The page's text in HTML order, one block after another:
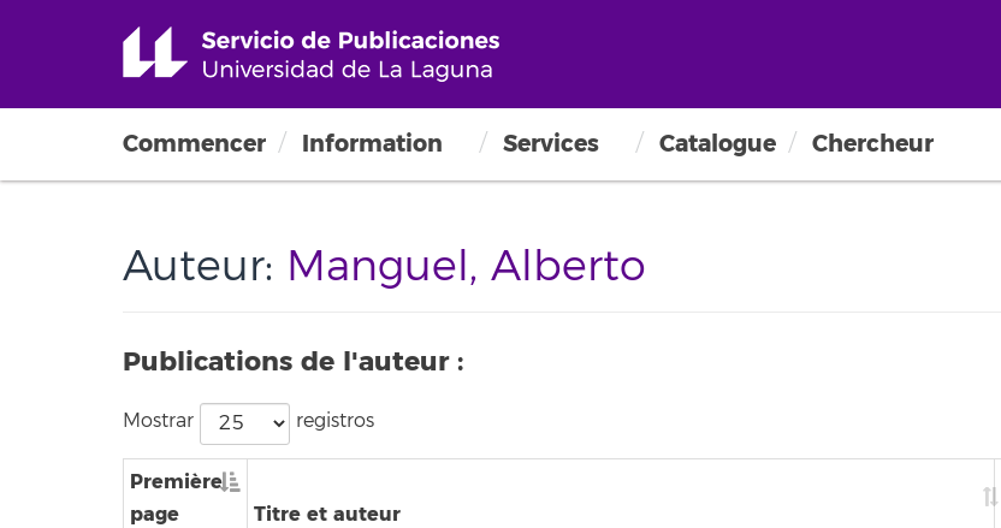
Commencer Information Services Catalogue Chercheur
Auteur: Manguel, Alberto
Publications de l'auteur :
Mostrar registros
Première
page
Titre et auteur